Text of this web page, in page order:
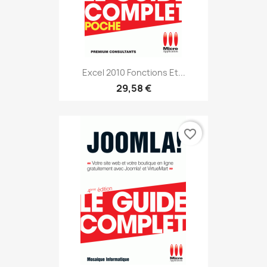
Excel 2010 Fonctions Et...
29,58 €
favorite_border